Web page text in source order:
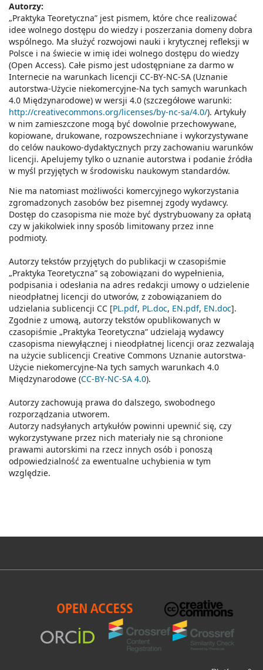
Autorzy:
„Praktyka Teoretyczna” jest pismem, które chce realizować
idee wolnego dostępu do wiedzy i poszerzania domeny dobra
wspólnego. Ma służyć rozwojowi nauki i krytycznej refleksji w
Polsce i na świecie w imię idei wolnego dostępu do wiedzy
(Open Access). Całe pismo jest udostępniane za darmo w
Internecie na warunkach licencji CC-BY-NC-SA (Uznanie
autorstwa-Użycie niekomercyjne-Na tych samych warunkach
4.0 Międzynarodowe) w wersji 4.0 (szczegółowe warunki:
http://creativecommons.org/licenses/by-nc-sa/4.0/). Artykuły
w nim zamieszczone mogą być dowolnie przechowywane,
kopiowane, drukowane, rozpowszechniane i wykorzystywane
do celów naukowo-dydaktycznych przy zachowaniu warunków
licencji. Apelujemy tylko o uznanie autorstwa i podanie źródła
w myśl przyjętych w środowisku naukowym standardów.
Nie ma natomiast możliwości komercyjnego wykorzystania
zgromadzonych zasobów bez pisemnej zgody wydawcy.
Dostęp do czasopisma nie może być dystrybuowany za opłatą
czy w jakikolwiek inny sposób limitowany przez inne
podmioty.
Autorzy tekstów przyjętych do publikacji w czasopiśmie
„Praktyka Teoretyczna” są zobowiązani do wypełnienia,
podpisania i odesłania na adres redakcji umowy o udzielenie
nieodpłatnej licencji do utworów, z zobowiązaniem do
udzielania sublicencji CC [PL.pdf, PL.doc, EN.pdf, EN.doc].
Zgodnie z umową, autorzy tekstów opublikowanych w
czasopiśmie „Praktyka Teoretyczna” udzielają wydawcy
czasopisma niewyłącznej i nieodpłatnej licencji oraz zezwalają
na użycie sublicencji Creative Commons Uznanie autorstwa-
Użycie niekomercyjne-Na tych samych warunkach 4.0
Międzynarodowe (CC-BY-NC-SA 4.0).
Autorzy zachowują prawa do dalszego, swobodnego
rozporządzania utworem.
Autorzy nadsyłanych artykułów powinni upewnić się, czy
wykorzystywane przez nich materiały nie są chronione
prawami autorskimi na rzecz innych osób i ponoszą
odpowiedzialność za ewentualne uchybienia w tym
względzie.